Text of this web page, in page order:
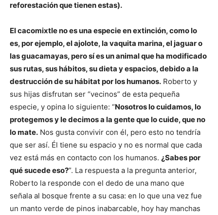
reforestación que tienen estas).
El cacomixtle no es una especie en extinción, como lo
es, por ejemplo, el ajolote, la vaquita marina, el jaguar o
las guacamayas, pero sí es un animal que ha modificado
sus rutas, sus hábitos, su dieta y espacios, debido a la
destrucción de su hábitat por los humanos. Roberto y
sus hijas disfrutan ser “vecinos” de esta pequeña
especie, y opina lo siguiente: “Nosotros lo cuidamos, lo
protegemos y le decimos a la gente que lo cuide, que no
lo mate. Nos gusta convivir con él, pero esto no tendría
que ser así. Él tiene su espacio y no es normal que cada
vez está más en contacto con los humanos. ¿Sabes por
qué sucede eso?”. La respuesta a la pregunta anterior,
Roberto la responde con el dedo de una mano que
señala al bosque frente a su casa: en lo que una vez fue
un manto verde de pinos inabarcable, hoy hay manchas